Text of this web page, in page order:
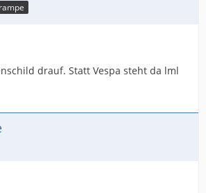
drauf. Statt Vespa steht da lml